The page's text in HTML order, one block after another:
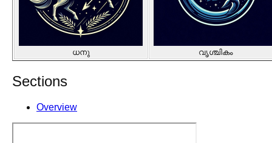
ധനു വൃശ്ചികം
Sections
Overview